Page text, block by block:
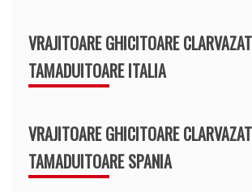
VRAJITOARE GHICITOARE
TAMADUITOARE ITALIA
VRAJITOARE GHICITOARE
TAMADUITOARE SPANIA